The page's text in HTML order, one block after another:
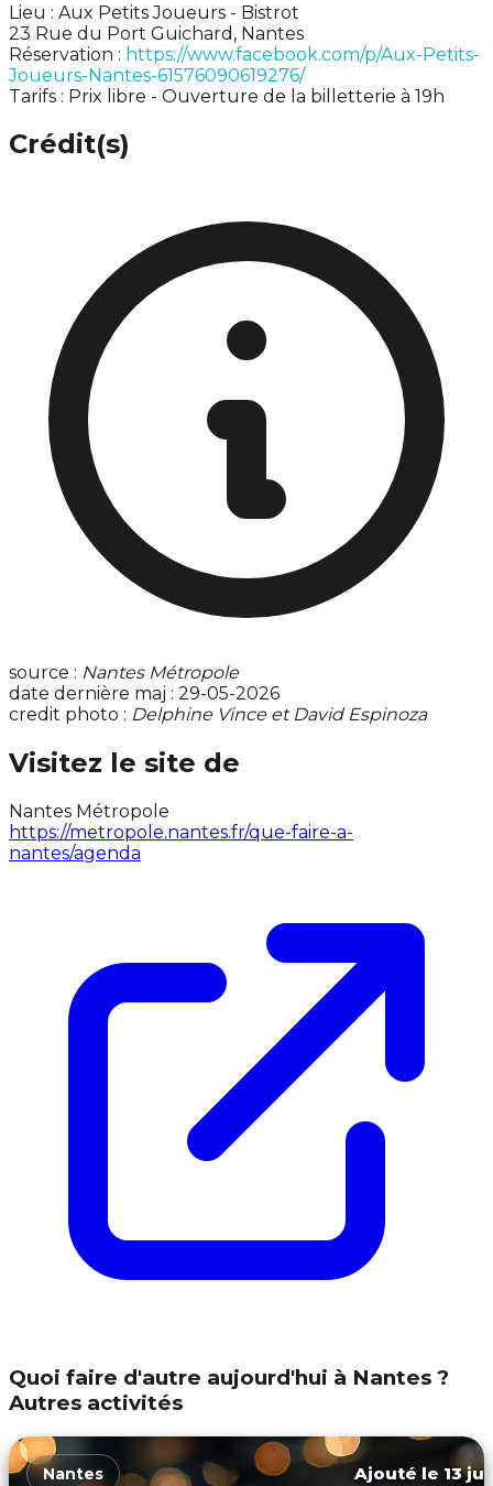
Lieu : Aux Petits Joueurs - Bistrot
23 Rue du Port Guichard, Nantes
Réservation : https://www.facebook.com/p/Aux-Petits-
Joueurs-Nantes-61576090619276/
Tarifs : Prix libre - Ouverture de la billetterie à 19h
Crédit(s)
source : Nantes Métropole
date dernière maj : 29-05-2026
credit photo : Delphine Vince et David Espinoza
Visitez le site de
Nantes Métropole
https://metropole.nantes.fr/que-faire-a-
nantes/agenda
Quoi faire d'autre aujourd'hui à Nantes ?
Autres activités
Nantes Ajouté le 13